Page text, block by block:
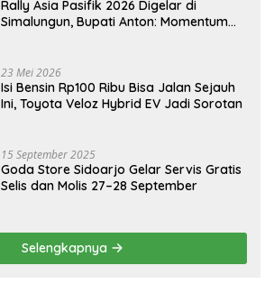
Rally Asia Pasifik 2026 Digelar di
Simalungun, Bupati Anton: Momentum
23 Mei 2026
Isi Bensin Rp100 Ribu Bisa Jalan Sejauh
Ini, Toyota Veloz Hybrid EV Jadi Sorotan
15 September 2025
Goda Store Sidoarjo Gelar Servis Gratis
Selis dan Molis 27–28 September
Selengkapnya